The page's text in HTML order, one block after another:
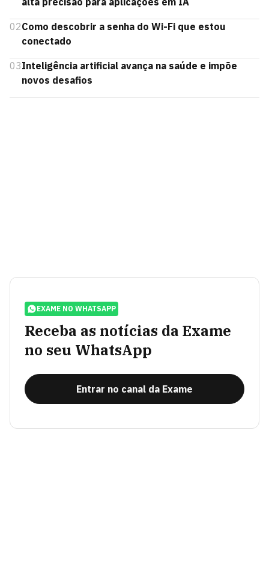
02Como descobrir a senha do Wi-Fi que estou
conectado
03Inteligência artificial avança na saúde e impõe
novos desafios
EXAME NO WHATSAPP
Receba as notícias da Exame
no seu WhatsApp
Entrar no canal da Exame